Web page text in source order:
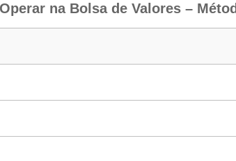
na Bolsa de Valores –